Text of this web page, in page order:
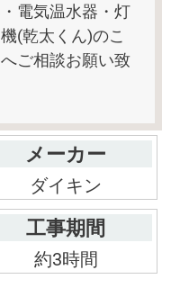
電気温水器・灯
(乾太くん)のこ
ご相談お願い致
メーカー
ダイキン
工事期間
約3時間